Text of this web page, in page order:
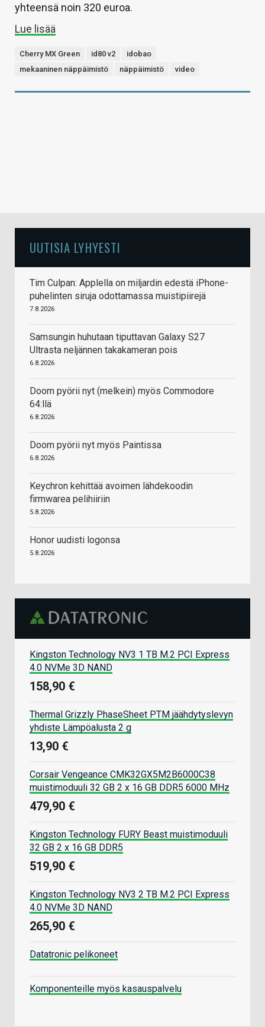
yhteensä noin 320 euroa.
Lue lisää
Cherry MX Green id80 v2
idobao
mekaaninen näppäimistö
näppäimistö video
UUTISIA LYHYESTI
Tim Culpan: Applella on miljardin edestä iPhone-
puhelinten siruja odottamassa muistipiirejä
7.8.2026
Samsungin huhutaan tiputtavan Galaxy S27
Ultrasta neljännen takakameran pois
6.8.2026
Doom pyörii nyt (melkein) myös Commodore
64:llä
6.8.2026
Doom pyörii nyt myös Paintissa
6.8.2026
Keychron kehittää avoimen lähdekoodin
firmwarea pelihiiriin
5.8.2026
Honor uudisti logonsa
5.8.2026
Kingston Technology NV3 1 TB M.2 PCI Express
4.0 NVMe 3D NAND
158,90 €
Thermal Grizzly PhaseSheet PTM jäähdytyslevyn
yhdiste Lämpöalusta 2 g
13,90 €
Corsair Vengeance CMK32GX5M2B6000C38
muistimoduuli 32 GB 2 x 16 GB DDR5 6000 MHz
479,90 €
Kingston Technology FURY Beast muistimoduuli
32 GB 2 x 16 GB DDR5
519,90 €
Kingston Technology NV3 2 TB M.2 PCI Express
4.0 NVMe 3D NAND
265,90 €
Datatronic pelikoneet
Komponenteille myös kasauspalvelu